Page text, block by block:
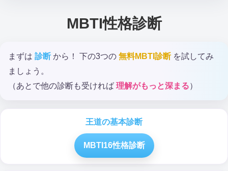
MBTI性格診断
まずは 診断 から！ 下の3つの 無料MBTI診断を試してみ
ましょう。
（あとで他の診断も受ければ 理解がもっと深まる）
王道の基本診断
MBTI16性格診断